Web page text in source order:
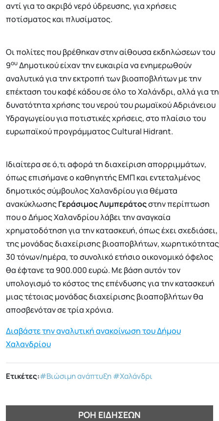
αντί για το ακριβό νερό ύδρευσης, για χρήσεις
ποτίσματος και πλυσίματος.
Οι πολίτες που βρέθηκαν στην αίθουσα εκδηλώσεων του
9ουΔημοτικού είχαν την ευκαιρία να ενημερωθούν
αναλυτικά για την εκτροπή των βιοαποβλήτων με την
επέκταση του καφέ κάδου σε όλο το Χαλάνδρι, αλλά για τη
δυνατότητα χρήσης του νερού του ρωμαϊκού Αδριάνειου
Υδραγωγείου για ποτιστικές χρήσεις, στο πλαίσιο του
ευρωπαϊκού προγράμματος Cultural Hidrant.
Ιδιαίτερα σε ό,τι αφορά τη διαχείριση απορριμμάτων,
όπως επισήμανε ο καθηγητής ΕΜΠ και εντεταλμένος
δημοτικός σύμβουλος Χαλανδρίου για θέματα
ανακύκλωσηςΓεράσιμος Λυμπεράτοςστην περίπτωση
που ο Δήμος Χαλανδρίου λάβει την αναγκαία
χρηματοδότηση για την κατασκευή, όπως έχει σχεδιάσει,
της μονάδας διαχείρισης βιοαποβλήτων, χωρητικότητας
30 τόνων/ημέρα, το συνολικό ετήσιο οικονομικό όφελος
θα έφτανε τα 900.000 ευρώ. Με βάση αυτόν τον
υπολογισμό το κόστος της επένδυσης για την κατασκευή
μιας τέτοιας μονάδας διαχείρισης βιοαποβλήτων θα
αποσβενόταν σε τρία χρόνια.
Διαβάστε την αναλυτική ανακοίνωση του Δήμου
Χαλανδρίου
Ετικέτες:#Βιώσιμη ανάπτυξη#Χαλάνδρι
ΡΟΉ ΕΙΔΉΣΕΩΝ